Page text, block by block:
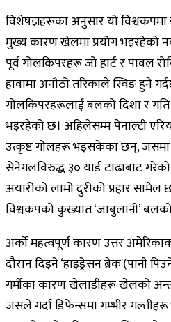
विशेषज्ञहरूका अनुसार यो
मुख्य कारण खेलमा प्रयोग भइरहेको
पूर्व गोलकिपरहरू जो हार्ट र पावल
हावामा अनौठो तरिकाले स्विङ हुने
गोलकिपरहरूलाई बलको दिशा र गति
भइरहेको छ। अहिलेसम्म पेनाल्टी
उत्कृष्ट गोलहरू भइसकेका छन्, जसमा
सेनेगलविरुद्ध ३० यार्ड टाढाबाट
अयारीको लामो दुरीको प्रहार
विश्वकपको कुख्यात ‘जाबुलानी’
अर्को महत्वपूर्ण कारण उत्तर
दौरान दिइने ‘हाइड्रेसन ब्रेक'(पानी
गर्मीका कारण खेलाडीहरू खेलको
जसले गर्दा डिफेन्समा गम्भीर